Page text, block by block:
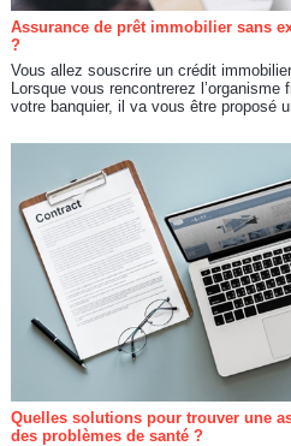
Assurance de prêt immobilier sans
?
Vous allez souscrire un crédit
Lorsque vous rencontrerez l’organisme
votre banquier, il va vous être proposé
Quelles solutions pour trouver une
des problèmes de santé ?